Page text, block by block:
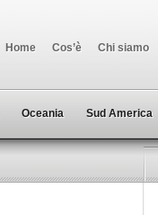
Home Cos’è Chi siamo
Oceania Sud America